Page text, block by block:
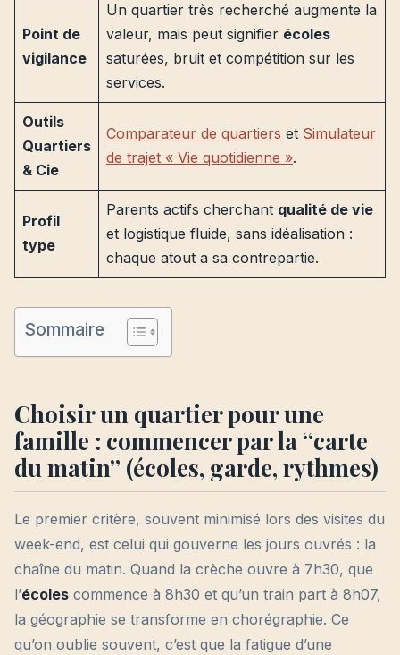
Point de
vigilance
Un quartier très recherché augmente la
valeur, mais peut signifier écoles
saturées, bruit et compétition sur les
services.
Outils
Quartiers
& Cie
Comparateur de quartiers et Simulateur
de trajet « Vie quotidienne ».
Profil
type
Parents actifs cherchant qualité de vie
et logistique fluide, sans idéalisation :
chaque atout a sa contrepartie.
Sommaire
Choisir un quartier pour une
famille : commencer par la “carte
du matin” (écoles, garde, rythmes)
Le premier critère, souvent minimisé lors des visites du
week-end, est celui qui gouverne les jours ouvrés : la
chaîne du matin. Quand la crèche ouvre à 7h30, que
l’écoles commence à 8h30 et qu’un train part à 8h07,
la géographie se transforme en chorégraphie. Ce
qu’on oublie souvent, c’est que la fatigue d’une